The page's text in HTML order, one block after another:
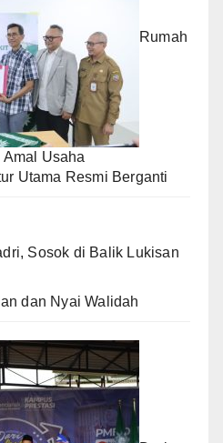
Rumah
Usaha
Utama Resmi Berganti
Sosok di Balik Lukisan
dan Nyai Walidah